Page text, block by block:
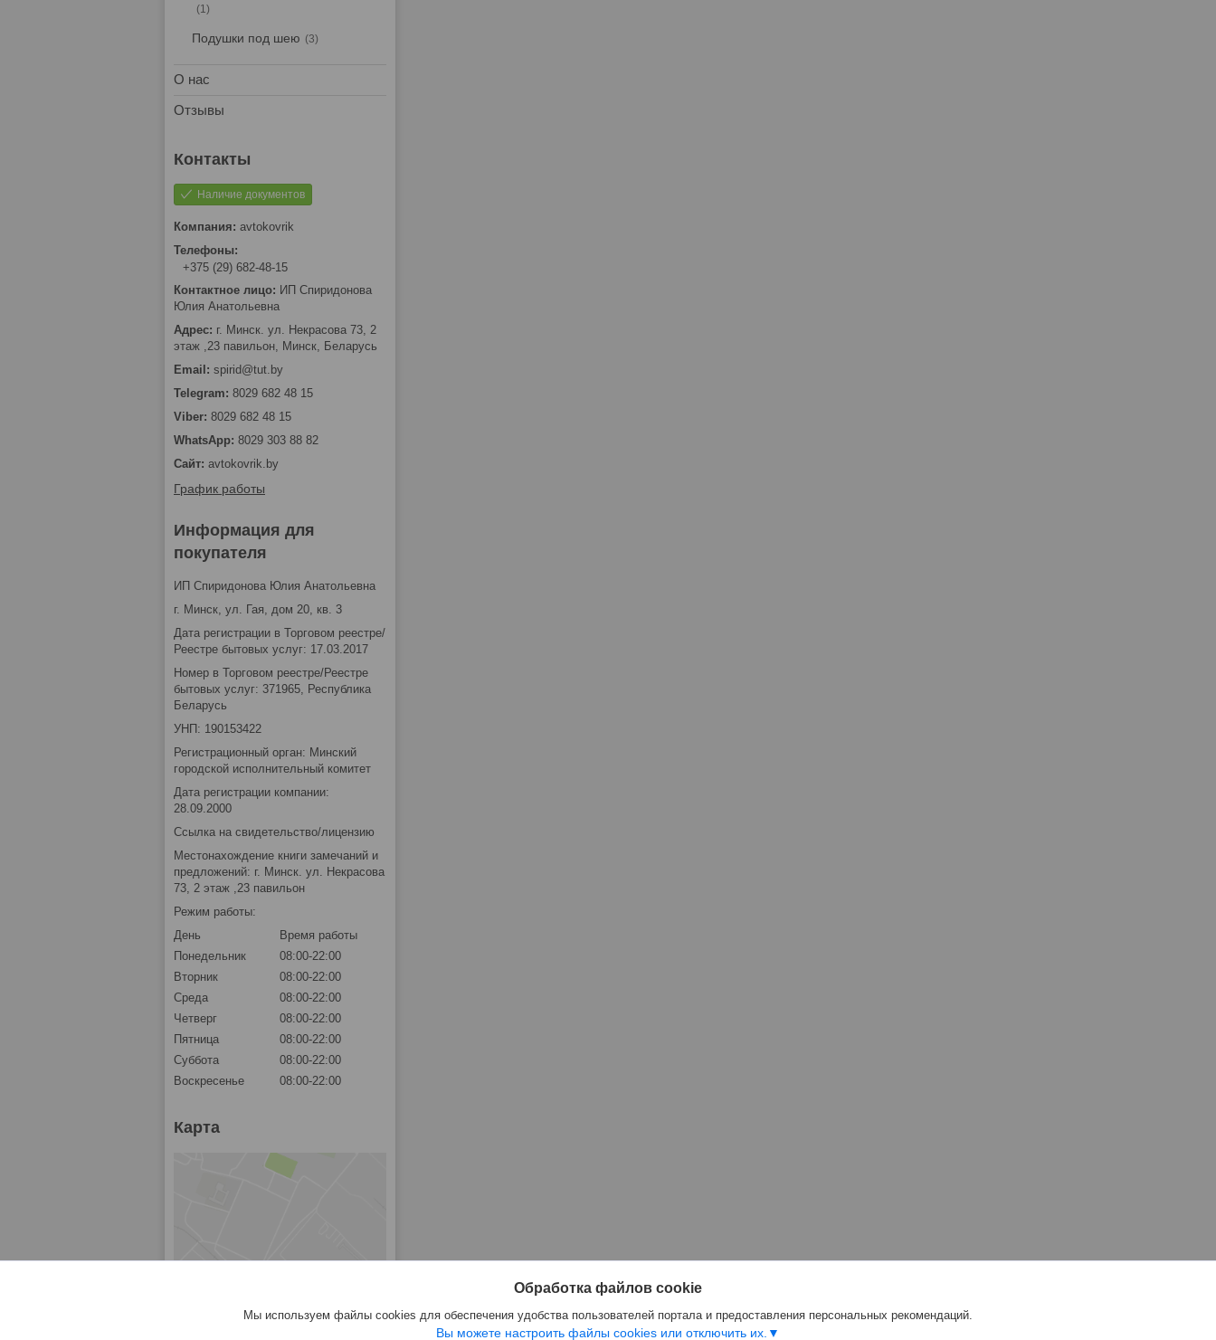
1
Подушки под шею 3
О нас
Отзывы
Наличие документов
avtokovrik
+375 (29) 682-48-15
ИП Спиридонова
Юлия Анатольевна
г. Минск. ул. Некрасова 73, 2
этаж ,23 павильон, Минск, Беларусь
spirid@tut.by
8029 682 48 15
8029 682 48 15
8029 303 88 82
avtokovrik.by
График работы
Информация для
покупателя
ИП Спиридонова Юлия Анатольевна
г. Минск, ул. Гая, дом 20, кв. 3
Дата регистрации в Торговом реестре/
Реестре бытовых услуг: 17.03.2017
Номер в Торговом реестре/Реестре
бытовых услуг: 371965, Республика
Беларусь
УНП: 190153422
Регистрационный орган: Минский
городской исполнительный комитет
Дата регистрации компании:
28.09.2000
Ссылка на свидетельство/лицензию
Местонахождение книги замечаний и
предложений: г. Минск. ул. Некрасова
73, 2 этаж ,23 павильон
Режим работы:
День
Время работы
Понедельник
08:00-22:00
Вторник
08:00-22:00
Среда
08:00-22:00
Четверг
08:00-22:00
Пятница
08:00-22:00
Суббота
08:00-22:00
Воскресенье
08:00-22:00
Карта
Обработка файлов cookie
Мы используем файлы cookies для обеспечения удобства пользователей портала и предоставления персональных рекомендаций.
Вы можете настроить файлы cookies или отключить их.